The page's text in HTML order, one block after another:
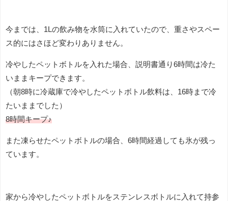
今までは、1Lの飲み物を水筒に入れていたので、重さやスペー
ス的にはさほど変わりありません。
冷やしたペットボトルを入れた場合、説明書通り6時間は冷た
いままキープできます。
（朝8時に冷蔵庫で冷やしたペットボトル飲料は、16時まで冷
たいままでした）
8時間キープ♪
また凍らせたペットボトルの場合、6時間経過しても氷が残っ
ています。
家から冷やしたペットボトルをステンレスボトルに入れて持参